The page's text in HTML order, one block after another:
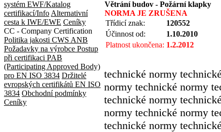
systém EWF/Katalog
certifikací/Info Alternativní
cesta k IWE/EWE Ceníky
CC - Company Certification
Politika jakosti CWS ANB
Požadavky na výrobce Postup
při certifikaci PAB
(Participating Approved Body)
pro EN ISO 3834 Držitelé
evropských certifikátů EN ISO
3834 Obchodní podmínky
Ceníky
Větrání budov - Požární klapky
NORMA JE ZRUŠENA
Třídicí znak:
120552
Účinnost od:
1.10.2010
Platnost ukončena: 1.2.2012
technické normy
normy technické normy
technické normy
normy technické normy
technické normy